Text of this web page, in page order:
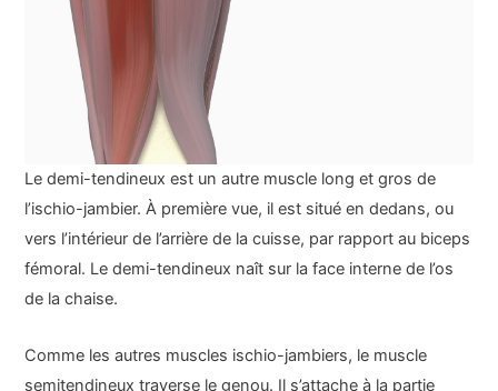
Le demi-tendineux est un autre muscle long et gros de
l’ischio-jambier. À première vue, il est situé en dedans, ou
vers l’intérieur de l’arrière de la cuisse, par rapport au biceps
fémoral. Le demi-tendineux naît sur la face interne de l’os
de la chaise.
Comme les autres muscles ischio-jambiers, le muscle
semitendineux traverse le genou. Il s’attache à la partie